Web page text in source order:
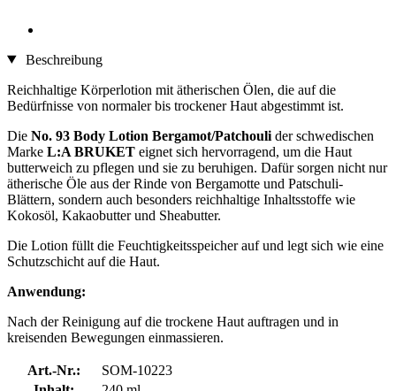
Beschreibung
Reichhaltige Körperlotion mit ätherischen Ölen, die auf die
Bedürfnisse von normaler bis trockener Haut abgestimmt ist.
Die No. 93 Body Lotion Bergamot/Patchouli der schwedischen
Marke L:A BRUKET eignet sich hervorragend, um die Haut
butterweich zu pflegen und sie zu beruhigen. Dafür sorgen nicht nur
ätherische Öle aus der Rinde von Bergamotte und Patschuli-
Blättern, sondern auch besonders reichhaltige Inhaltsstoffe wie
Kokosöl, Kakaobutter und Sheabutter.
Die Lotion füllt die Feuchtigkeitsspeicher auf und legt sich wie eine
Schutzschicht auf die Haut.
Anwendung:
Nach der Reinigung auf die trockene Haut auftragen und in
kreisenden Bewegungen einmassieren.
Art.-Nr.:
SOM-10223